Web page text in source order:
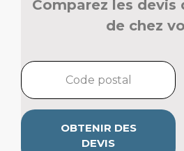
Comparez les devis
de chez
OBTENIR DES
DEVIS